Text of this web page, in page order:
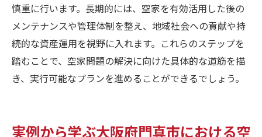
慎重に行います。長期的には、空家を有効活用した後の
メンテナンスや管理体制を整え、地域社会への貢献や持
続的な資産運用を視野に入れます。これらのステップを
踏むことで、空家問題の解決に向けた具体的な道筋を描
き、実行可能なプランを進めることができるでしょう。
実例から学ぶ大阪府門真市における空